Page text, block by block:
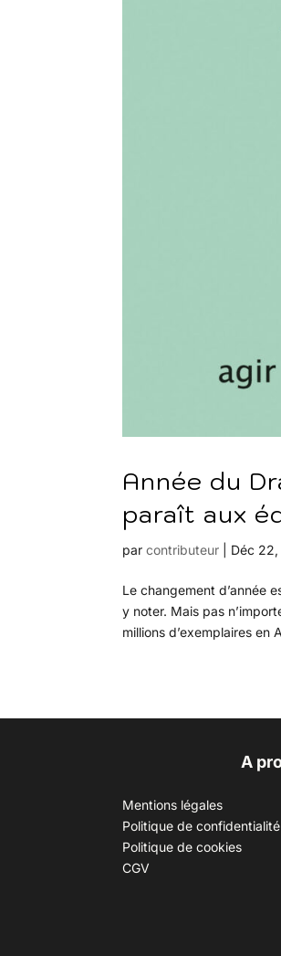
Année du
paraît aux
parcontributeur Déc
Le changement d’année
y noter. Mais pas
millions d’exemplaires en
A
Mentions légales
Politique de confidentialité
Politique de cookies
CGV